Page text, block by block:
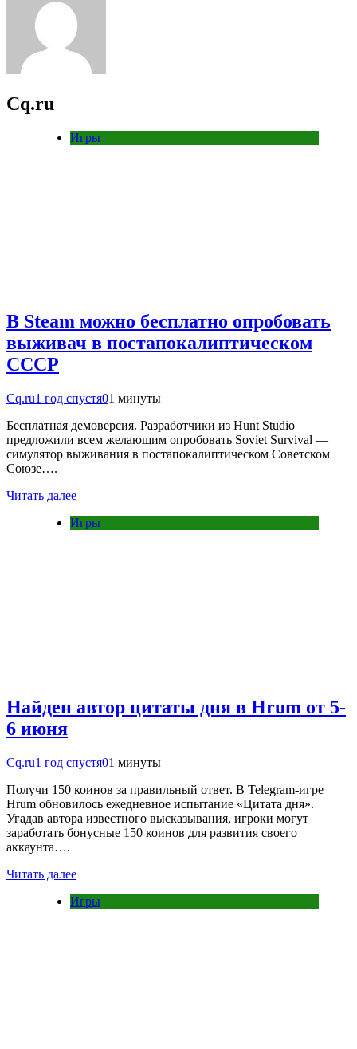
Cq.ru
Игры
В Steam можно бесплатно опробовать
выживач в постапокалиптическом
СССР
Cq.ru1 год спустя01 минуты
Бесплатная демоверсия. Разработчики из Hunt Studio
предложили всем желающим опробовать Soviet Survival —
симулятор выживания в постапокалиптическом Советском
Союзе….
Читать далее
Игры
Найден автор цитаты дня в Hrum от 5-
6 июня
Cq.ru1 год спустя01 минуты
Получи 150 коинов за правильный ответ. В Telegram-игре
Hrum обновилось ежедневное испытание «Цитата дня».
Угадав автора известного высказывания, игроки могут
заработать бонусные 150 коинов для развития своего
аккаунта….
Читать далее
Игры